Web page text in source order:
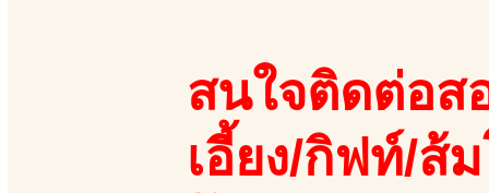
สนใจติดต่อส
เอี้ยง/กิฟท์/ส้